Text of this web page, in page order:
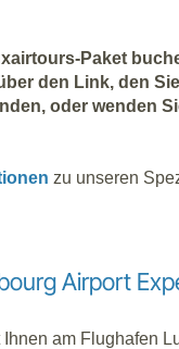
Paket
den Link, den
oder wenden
zu unseren
Airport
Ihnen am Flughafen